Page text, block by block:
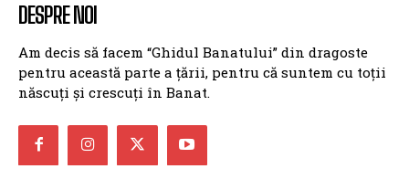
DESPRE NOI
Am decis să facem “Ghidul Banatului” din dragoste
pentru această parte a țării, pentru că suntem cu toții
născuți și crescuți în Banat.